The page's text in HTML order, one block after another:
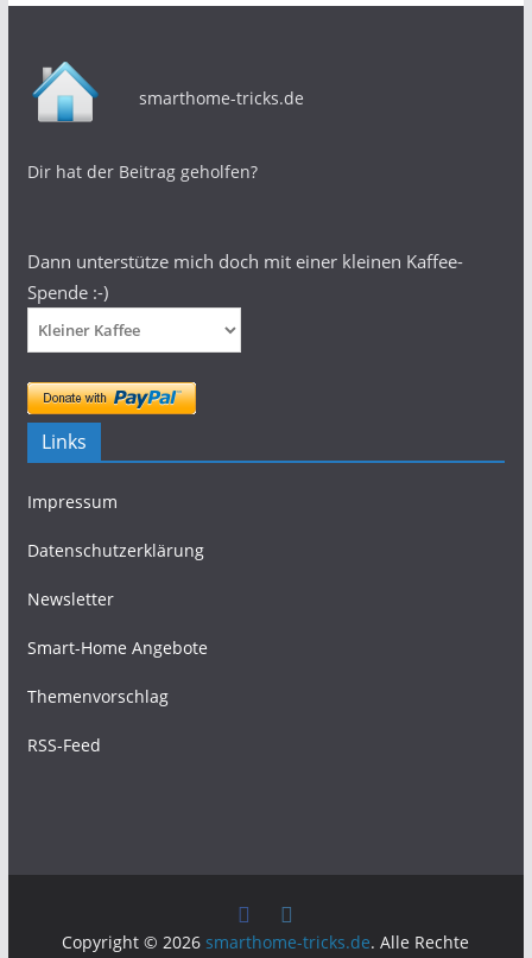
smarthome-tricks.de
Dir hat der Beitrag geholfen?
Dann unterstütze mich doch mit einer kleinen Kaffee-
Spende :-)
Links
Impressum
Datenschutzerklärung
Newsletter
Smart-Home Angebote
Themenvorschlag
RSS-Feed
Copyright © 2026 smarthome-tricks.de. Alle Rechte